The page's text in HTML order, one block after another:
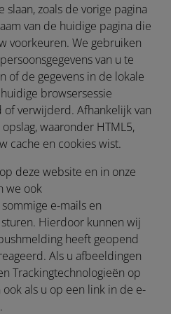
zoals de vorige pagina
van de huidige pagina die
voorkeuren. We gebruiken
van u te
of de gegevens in de lokale
browsersessie
verwijderd. Afhankelijk van
waaronder HTML5,
cache en cookies wist.
deze website en in onze
we ook
e-mails en
Hierdoor kunnen wij
heeft geopend
Als u afbeeldingen
Trackingtechnologieën op
als u op een link in de e-